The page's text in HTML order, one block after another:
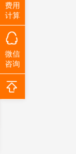
费用
计算
微信
咨询